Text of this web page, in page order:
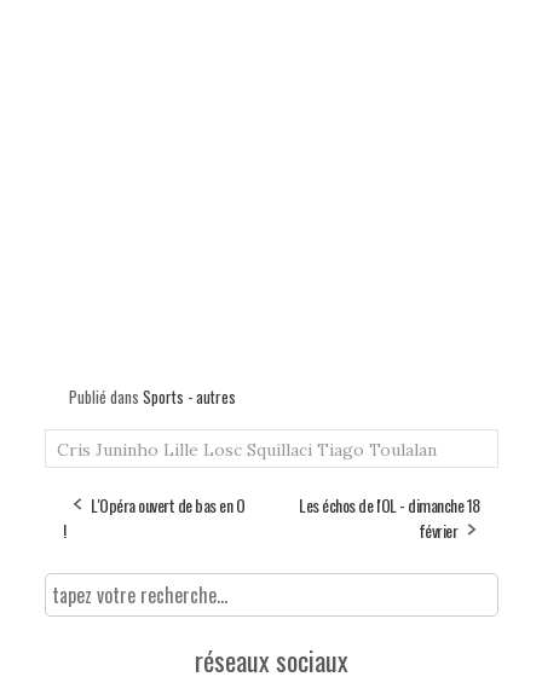
Publié dans Sports - autres
Cris Juninho Lille Losc Squillaci Tiago Toulalan
L'Opéra ouvert de bas en O
!
Les échos de l'OL - dimanche 18
février
réseaux sociaux